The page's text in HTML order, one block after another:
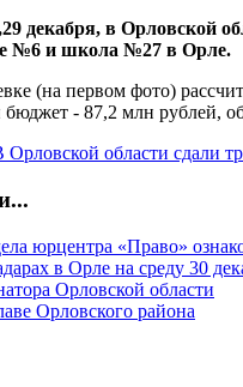
декабря, в Орловской
№6 и школа №27 в Орле.
(на первом фото)
бюджет - 87,2 млн рублей,
области сдали
юрцентра «Право»
в Орле на среду 30
Орловской области
Орловского района